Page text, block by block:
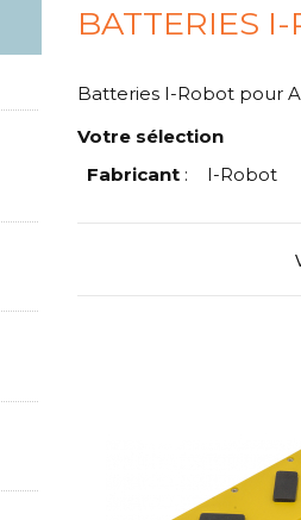
BATTERIES
Batteries I-Robot pour
Votre sélection
Fabricant: I-Robot